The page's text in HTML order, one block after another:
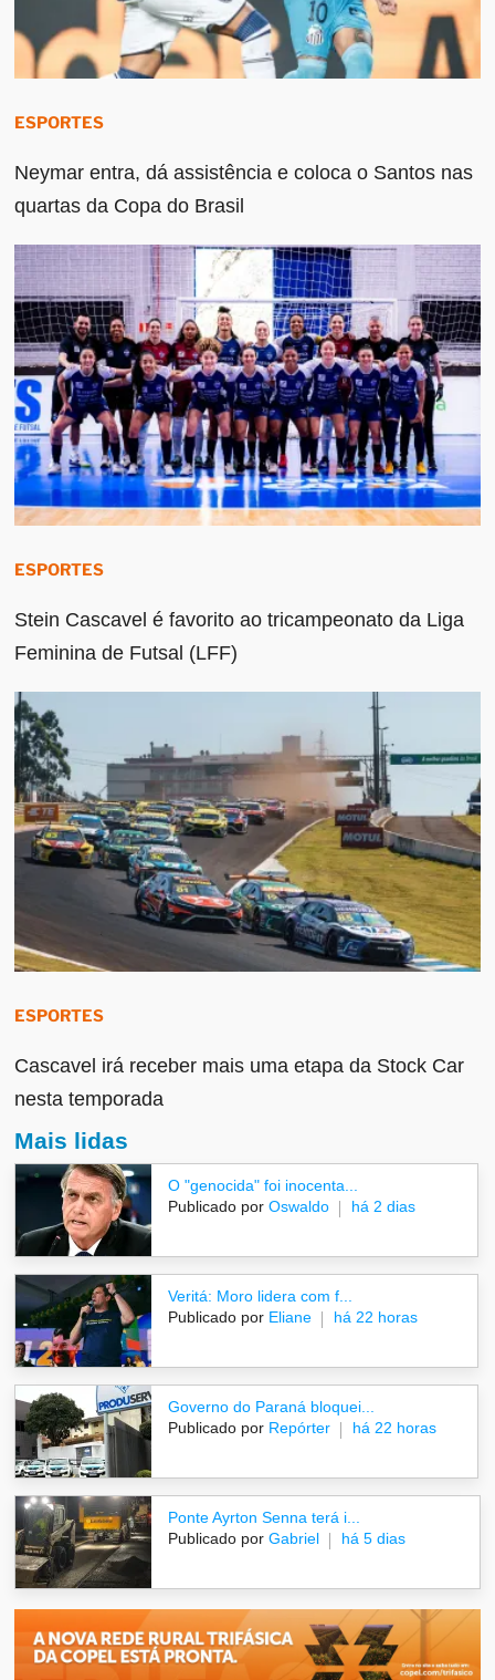
ESPORTES
Neymar entra, dá assistência e coloca o Santos nas
quartas da Copa do Brasil
ESPORTES
Stein Cascavel é favorito ao tricampeonato da Liga
Feminina de Futsal (LFF)
ESPORTES
Cascavel irá receber mais uma etapa da Stock Car
nesta temporada
Mais lidas
O "genocida" foi inocenta...
Publicado por Oswaldo há 2 dias
Veritá: Moro lidera com f...
Publicado por Eliane há 22 horas
Governo do Paraná bloquei...
Publicado por Repórter há 22 horas
Ponte Ayrton Senna terá i...
Publicado por Gabriel há 5 dias